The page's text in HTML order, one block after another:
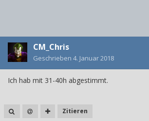
CM_Chris
Geschrieben 4. Januar 2018
Ich hab mit 31-40h abgestimmt.
Zitieren